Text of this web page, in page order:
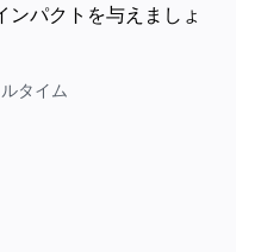
ンパクトを与えましょ
タイム